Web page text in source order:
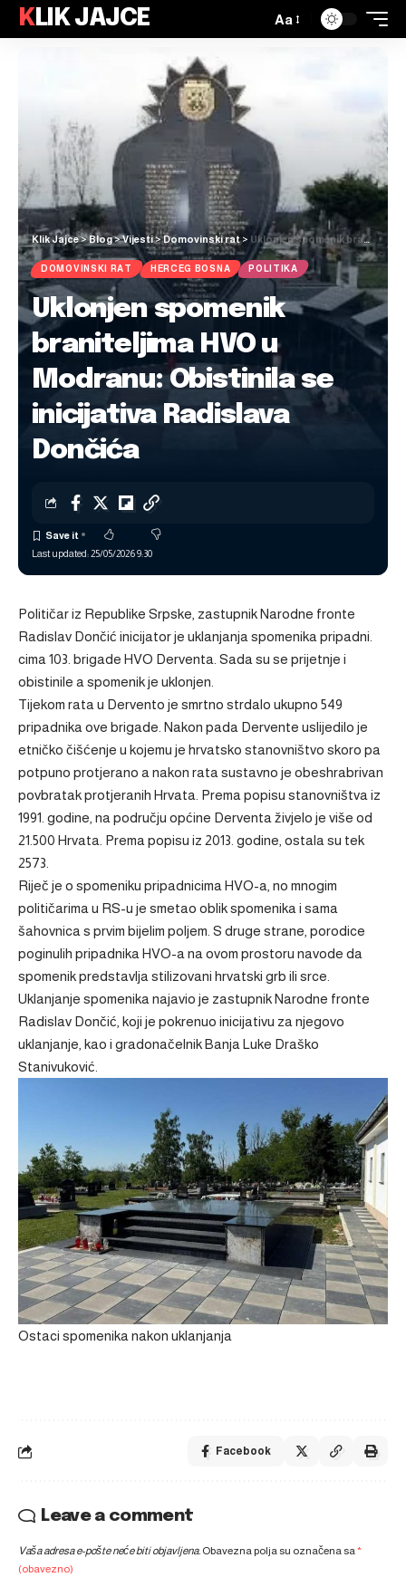
KLIK JAJCE Aa
Klik Jajce>Blog>Vijesti>Domovinski rat> Uklonjen spomenik braniteljima HVO u Modranu: Obistinila se inicijativa Radislava Dončića
DOMOVINSKI RAT HERCEG BOSNA POLITIKA
Uklonjen spomenik
braniteljima HVO u
Modranu: Obistinila se
inicijativa Radislava
Dončića
Last updated: 25/05/2026 9:30
Političar iz Republike Srpske, zastupnik Narodne fronte
Radislav Dončić inicijator je uklanjanja spomenika pripadni.
cima 103. brigade HVO Derventa. Sada su se prijetnje i
obistinile a spomenik je uklonjen.
Tijekom rata u Dervento je smrtno strdalo ukupno 549
pripadnika ove brigade. Nakon pada Dervente uslijedilo je
etničko čišćenje u kojemu je hrvatsko stanovništvo skoro pa
potpuno protjerano a nakon rata sustavno je obeshrabrivan
povbratak protjeranih Hrvata. Prema popisu stanovništva iz
1991. godine, na području općine Derventa živjelo je više od
21.500 Hrvata. Prema popisu iz 2013. godine, ostala su tek
2573.
Riječ je o spomeniku pripadnicima HVO-a, no mnogim
političarima u RS-u je smetao oblik spomenika i sama
šahovnica s prvim bijelim poljem. S druge strane, porodice
poginulih pripadnika HVO-a na ovom prostoru navode da
spomenik predstavlja stilizovani hrvatski grb ili srce.
Uklanjanje spomenika najavio je zastupnik Narodne fronte
Radislav Dončić, koji je pokrenuo inicijativu za njegovo
uklanjanje, kao i gradonačelnik Banja Luke Draško
Stanivuković.
Ostaci spomenika nakon uklanjanja
Facebook
Leave a comment
Vaša adresa e-pošte neće biti objavljena. Obavezna polja su označena sa*
(obavezno)